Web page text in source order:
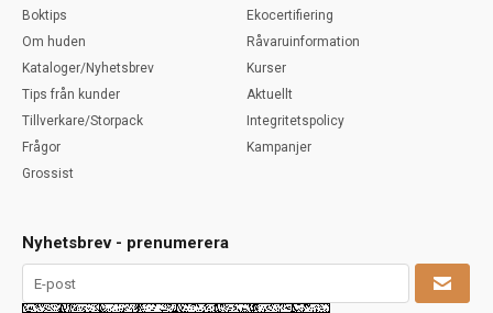
Boktips
Om huden
Kataloger/Nyhetsbrev
Tips från kunder
Tillverkare/Storpack
Frågor
Grossist
Ekocertifiering
Råvaruinformation
Kurser
Aktuellt
Integritetspolicy
Kampanjer
Nyhetsbrev - prenumerera